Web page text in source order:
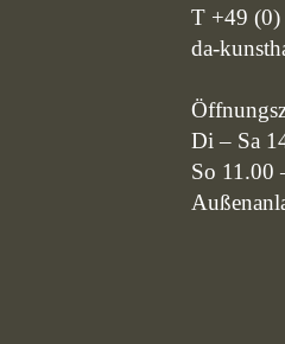
T +49 (0)
da-
Di – Sa
So 11.00